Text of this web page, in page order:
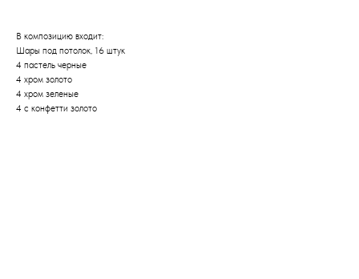
В композицию входит:
Шары под потолок, 16 штук
4 пастель черные
4 хром золото
4 хром зеленые
4 с конфетти золото